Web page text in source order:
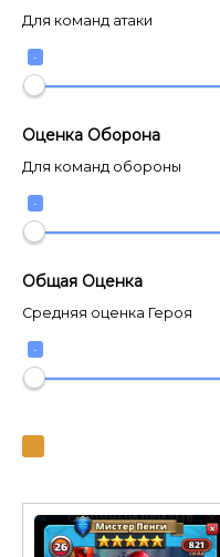
Для команд атаки
-
Оценка Оборона
Для команд обороны
-
Общая Оценка
Средняя оценка Героя
-